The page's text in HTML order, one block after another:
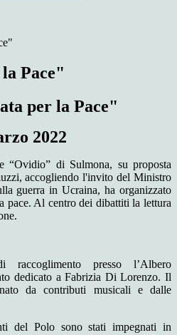
Pace"
per la Pace"
2022
“Ovidio” di Sulmona, su proposta
accogliendo l'invito del Ministro
guerra in Ucraina, ha organizzato
pace. Al centro dei dibattiti la lettura
presso l’Albero
dedicato a Fabrizia Di Lorenzo. Il
da contributi musicali e dalle
del Polo sono stati impegnati in